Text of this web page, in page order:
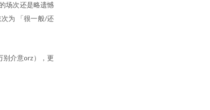
场次还是略遗憾
为 「很一般/还
别介意orz），更